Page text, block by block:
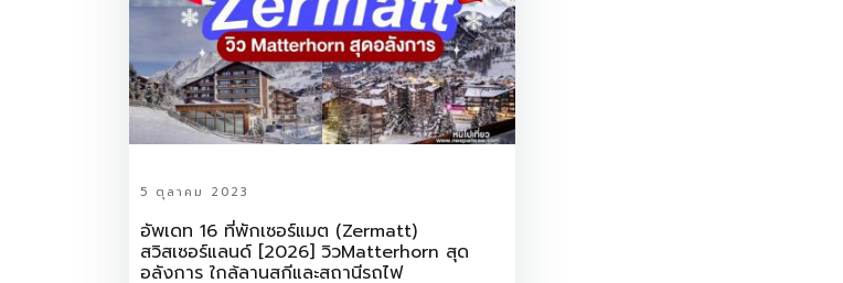
5 ตุลาคม 2023
อัพเดท 16 ที่พักเซอร์แมต (Zermatt)
สวิสเซอร์แลนด์ [2026] วิวMatterhorn สุด
อลังการ ใกล้ลานสกีและสถานีรถไฟ